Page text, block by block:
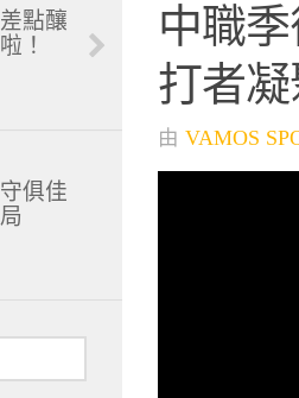
中職
打者
由 VAMOS
點釀
！
俱佳